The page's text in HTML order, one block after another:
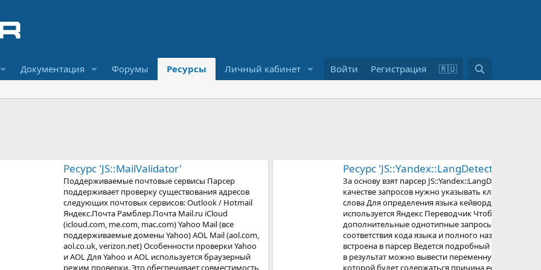
Документация Форумы Ресурсы Личный кабинет Войти Регистрация 🇷🇺
о
Ресурс 'JS::MailValidator'
Поддерживаемые почтовые сервисы Парсер
поддерживает проверку существования адресов
следующих почтовых сервисов: Outlook / Hotmail
Яндекс.Почта Рамблер.Почта Mail.ru iCloud
(icloud.com, me.com, mac.com) Yahoo Mail (все
поддерживаемые домены Yahoo) AOL Mail (aol.com,
aol.co.uk, verizon.net) Особенности проверки Yahoo
и AOL Для Yahoo и AOL используется браузерный
режим проверки. Это обеспечивает совместимость
Ресурс 'JS::Yandex::LangDetect::Key'
За основу взят парсер JS::Yandex::LangDetect В
качестве запросов нужно указывать ключевые
слова Для определения языка кейворда
используется Яндекс Переводчик Чтобы не делать
дополнительные однотипные запросы, таблица
соответствия кода языка и полного названия
встроена в парсер Ведется подробный лог работы,
в результат можно вывести переменную $error, в
которой будет содержаться причина если запрос